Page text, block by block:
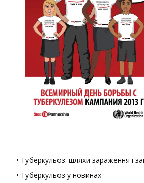
• Туберкульоз: шляхи зараження і
• Туберкульоз у новинах